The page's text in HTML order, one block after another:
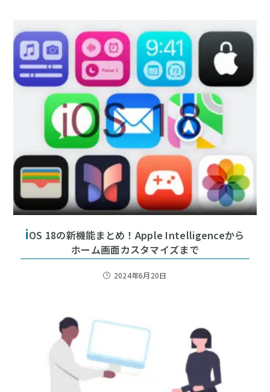
iOS 18の新機能まとめ！Apple Intelligenceから
ホーム画面カスタマイズまで
2024年6月20日